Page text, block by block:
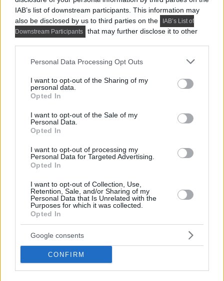
IAB’s list of downstream participants. This information may
also be disclosed by us to third parties on the
IAB’s List of
Downstream Participants
that may further disclose it to other
Please note that this website/app uses one or more Google
not limited to your visit or usage behaviour. You may click to
grant or deny consent to Google and its third-party tags to
use your data for below specified purposes in below Google
consent section.
Personal Data Processing Opt Outs
I want to opt-out of the Sharing of my
personal data.
Opted In
I want to opt-out of the Sale of my
Personal Data.
Opted In
I want to opt-out of processing my
Personal Data for Targeted Advertising.
Opted In
I want to opt-out of Collection, Use,
Retention, Sale, and/or Sharing of my
Personal Data that Is Unrelated with the
Purposes for which it was collected.
Opted In
Google consents
CONFIRM
PRAKTIKUS LAKBERENDEZÉSI ÖTLETEK, TIPPEK, TANÁCSOK
5 látványos hálószobai megoldás,
amelyet később könnyű megbánni